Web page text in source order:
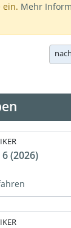
ein. Mehr
(2026)